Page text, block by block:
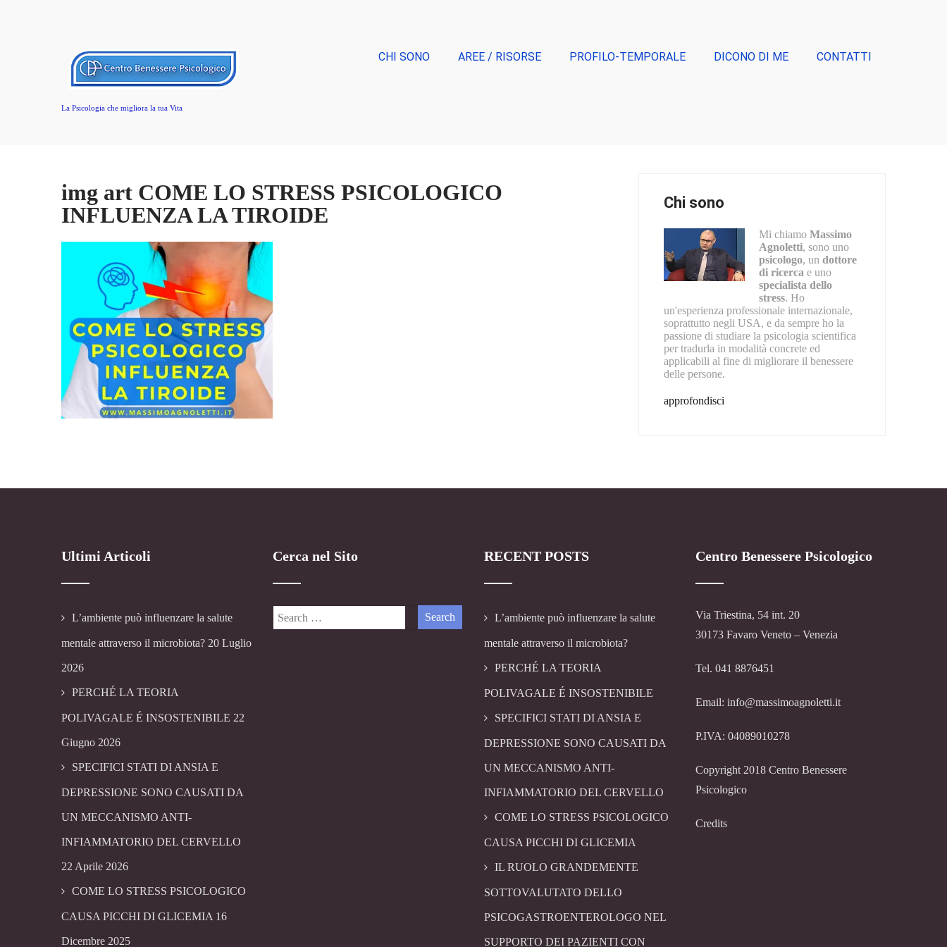
La Psicologia che migliora la tua Vita
CHI SONO AREE / RISORSE PROFILO-TEMPORALE DICONO DI ME CONTATTI
img art COME LO STRESS PSICOLOGICO
INFLUENZA LA TIROIDE
Chi sono
Mi chiamoMassimo
Agnoletti, sono uno
psicologo, undottore
di ricerca e uno
specialista dello
stress. Ho
un'esperienza professionale internazionale,
soprattutto negli USA, e da sempre ho la
passione di studiare la psicologia scientifica
per tradurla in modalità concrete ed
applicabili al fine di migliorare il benessere
delle persone.
approfondisci
Ultimi Articoli
L’ambiente può influenzare la salute
mentale attraverso il microbiota? 20 Luglio
2026
PERCHÉ LA TEORIA
POLIVAGALE É INSOSTENIBILE 22
Giugno 2026
SPECIFICI STATI DI ANSIA E
DEPRESSIONE SONO CAUSATI DA
UN MECCANISMO ANTI-
INFIAMMATORIO DEL CERVELLO
22 Aprile 2026
COME LO STRESS PSICOLOGICO
CAUSA PICCHI DI GLICEMIA 16
Dicembre 2025
Cerca nel Sito RECENT POSTS
L’ambiente può influenzare la salute
mentale attraverso il microbiota?
PERCHÉ LA TEORIA
POLIVAGALE É INSOSTENIBILE
SPECIFICI STATI DI ANSIA E
DEPRESSIONE SONO CAUSATI DA
UN MECCANISMO ANTI-
INFIAMMATORIO DEL CERVELLO
COME LO STRESS PSICOLOGICO
CAUSA PICCHI DI GLICEMIA
IL RUOLO GRANDEMENTE
SOTTOVALUTATO DELLO
PSICOGASTROENTEROLOGO NEL
SUPPORTO DEI PAZIENTI CON
Centro Benessere Psicologico
Via Triestina, 54 int. 20
30173 Favaro Veneto – Venezia
Tel. 041 8876451
Email: info@massimoagnoletti.it
P.IVA: 04089010278
Copyright 2018 Centro Benessere
Psicologico
Credits